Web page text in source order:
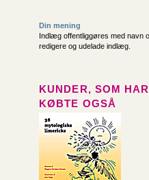
Din mening
Indlæg offentliggøres med navn
redigere og udelade indlæg.
KUNDER, SOM
KØBTE OGSÅ